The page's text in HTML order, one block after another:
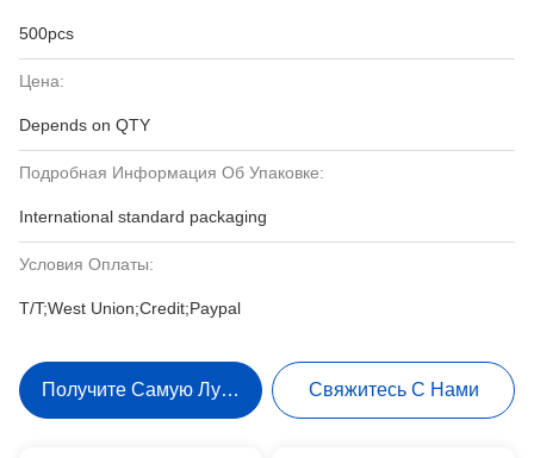
500pcs
Цена:
Depends on QTY
Подробная Информация Об Упаковке:
International standard packaging
Условия Оплаты:
T/T;West Union;Credit;Paypal
Получите Самую Лучшую ЦенуСвяжитесь С Нами